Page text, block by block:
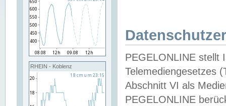
RHEIN - Koblenz
PEGELONLINE stellt
Telemediengesetzes
Abschnitt VI als
PEGELONLINE